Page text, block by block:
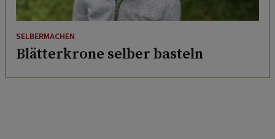
SELBERMACHEN
Blätterkrone selber basteln